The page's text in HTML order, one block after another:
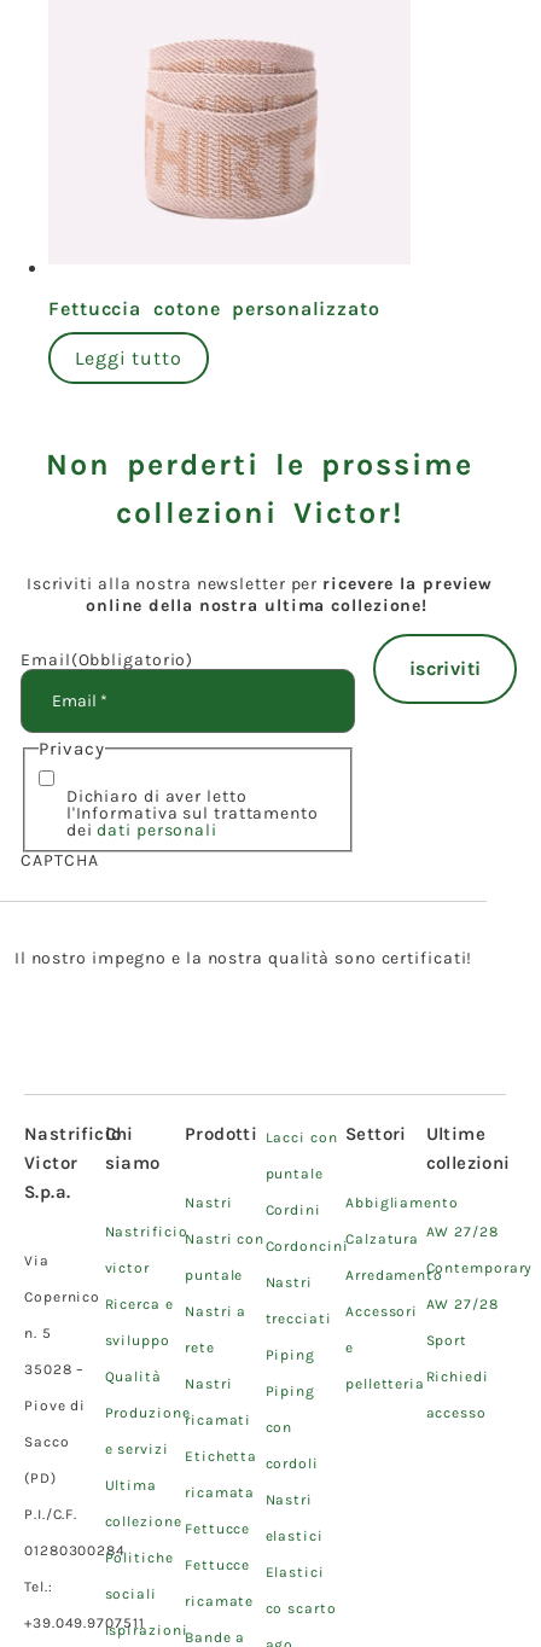
Fettuccia cotone personalizzato
Leggi tutto
Non perderti le prossime
collezioni Victor!
Iscriviti alla nostra newsletter per ricevere la preview
online della nostra ultima collezione!
Email(Obbligatorio)
Privacy
Dichiaro di aver letto
l'Informativa sul trattamento
deidati personali
CAPTCHA
Il nostro impegno e la nostra qualità sono certificati!
Nastrificio
Victor
S.p.a.
Via
Copernico
n. 5
35028 –
Piove di
Sacco
(PD)
P.I./C.F.
01280300284
Tel.:
+39.049.9707511
Chi
siamo
Nastrificio
victor
Ricerca e
sviluppo
Qualità
Produzione
e servizi
Ultima
collezione
Politiche
sociali
Ispirazioni
Prodotti
Nastri
Nastri con
puntale
Nastri a
rete
Nastri
ricamati
Etichetta
ricamata
Fettucce
Fettucce
ricamate
Bande a
Lacci con
puntale
Cordini
Cordoncini
Nastri
trecciati
Piping
Piping
con
cordoli
Nastri
elastici
Elastici
co scarto
Settori
Abbigliamento
Calzatura
Arredamento
Accessori
e
pelletteria
Ultime
collezioni
AW 27/28
Contemporary
AW 27/28
Sport
Richiedi
accesso